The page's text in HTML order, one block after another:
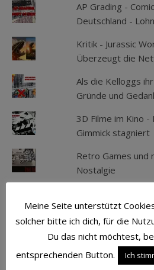
AP Grading -
Deutschland -
Kritik - Jurassic
Überzeugt die
Als die Kelloggs
Gründe und
3D Filme im Kino -
Gimmick stagniert
Retro Games und
Nostalgie
Meine Seite unterstützt
solcher bitte ich dich, für die
Du das nicht möchtest,
entsprechenden Button.
Ich